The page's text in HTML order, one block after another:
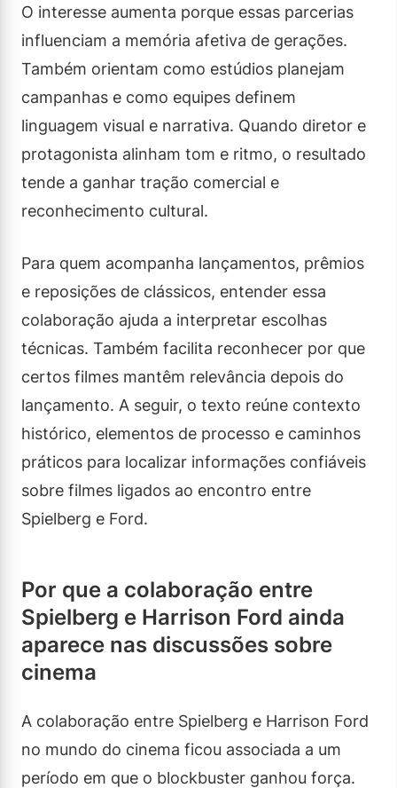
O interesse aumenta porque essas parcerias
influenciam a memória afetiva de gerações.
Também orientam como estúdios planejam
campanhas e como equipes definem
linguagem visual e narrativa. Quando diretor e
protagonista alinham tom e ritmo, o resultado
tende a ganhar tração comercial e
reconhecimento cultural.
Para quem acompanha lançamentos, prêmios
e reposições de clássicos, entender essa
colaboração ajuda a interpretar escolhas
técnicas. Também facilita reconhecer por que
certos filmes mantêm relevância depois do
lançamento. A seguir, o texto reúne contexto
histórico, elementos de processo e caminhos
práticos para localizar informações confiáveis
sobre filmes ligados ao encontro entre
Spielberg e Ford.
Por que a colaboração entre
Spielberg e Harrison Ford ainda
aparece nas discussões sobre
cinema
A colaboração entre Spielberg e Harrison Ford
no mundo do cinema ficou associada a um
período em que o blockbuster ganhou força.